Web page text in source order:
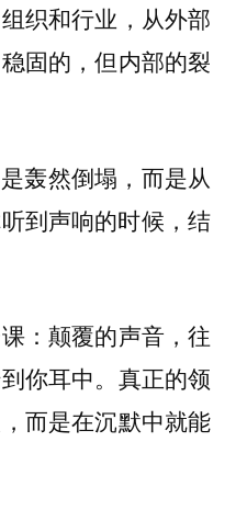
织和行业，从外部
固的，但内部的裂
轰然倒塌，而是从
到声响的时候，结
：颠覆的声音，往
你耳中。真正的领
而是在沉默中就能